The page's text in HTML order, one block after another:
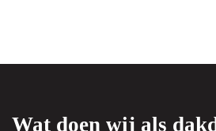
Wat doen wij als